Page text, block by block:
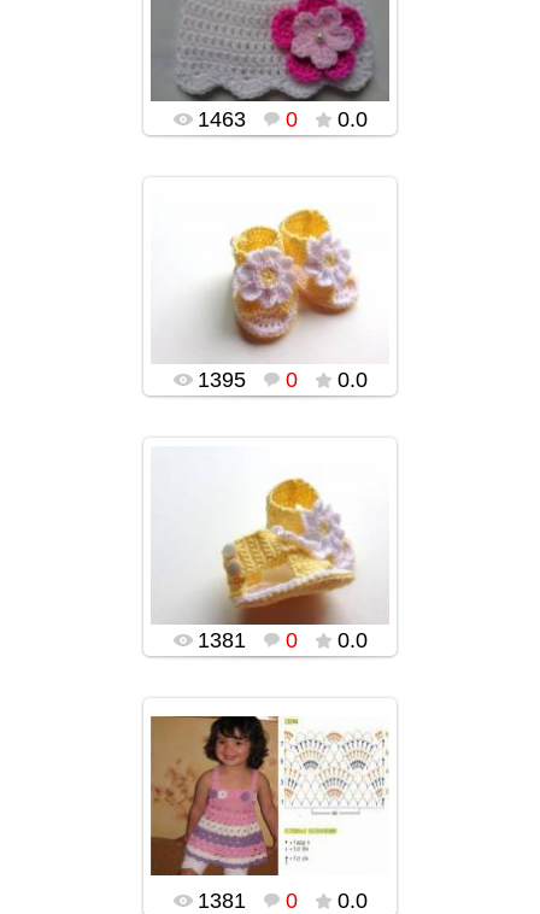
popularsge
1463 0 0.0
03.02.2016
popularsge
1395 0 0.0
03.02.2016
popularsge
1381 0 0.0
03.02.2016
popularsge
1381 0 0.0